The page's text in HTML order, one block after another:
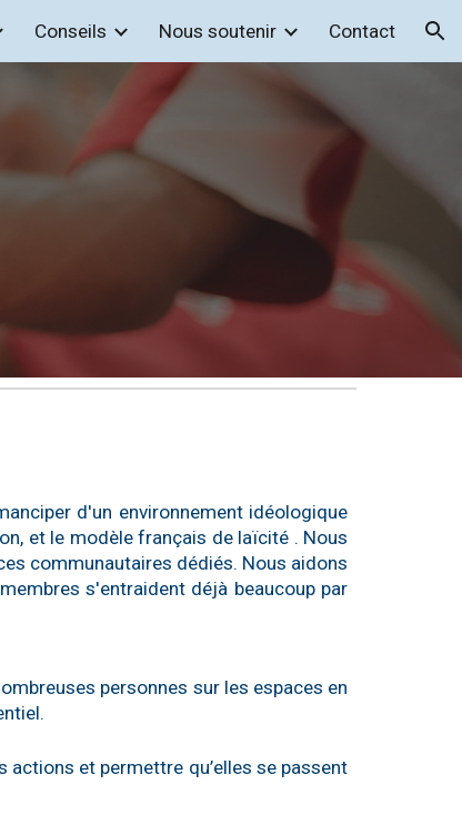
Conseils Nous soutenir Contact
d'un environnement idéologique
et le modèle français de laïcité . Nous
communautaires dédiés. Nous aidons
s'entraident déjà beaucoup par
personnes sur les espaces en
actions et permettre qu’elles se passent